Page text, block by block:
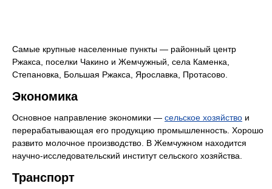
Самые крупные населенные пункты — районный центр
Ржакса, поселки Чакино и Жемчужный, села Каменка,
Степановка, Большая Ржакса, Ярославка, Протасово.
Экономика
Основное направление экономики — сельское хозяйство и
перерабатывающая его продукцию промышленность. Хорошо
развито молочное производство. В Жемчужном находится
научно-исследовательский институт сельского хозяйства.
Транспорт